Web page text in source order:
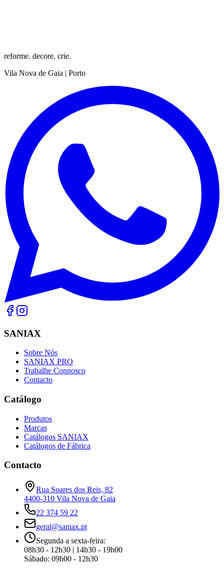
reforme. decore. crie.
Vila Nova de Gaia | Porto
SANIAX
Sobre Nós
SANIAX PRO
Trabalhe Connosco
Contacto
Catálogo
Produtos
Marcas
Catálogos SANIAX
Catálogos de Fábrica
Contacto
Rua Soares dos Reis, 82
4400-310 Vila Nova de Gaia
22 374 59 22
geral@saniax.pt
Segunda a sexta-feira:
08h30 - 12h30 | 14h30 - 19h00
Sábado: 09h00 - 12h30